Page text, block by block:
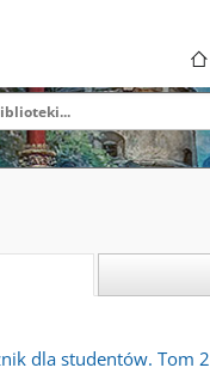
dla studentów. Tom 2